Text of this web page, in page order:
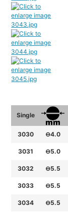
Single
3030 ⊖4.0
3031 ⊖5.0
3032 ⊖5.5
3033 ⊖5.5
3034 ⊖5.5